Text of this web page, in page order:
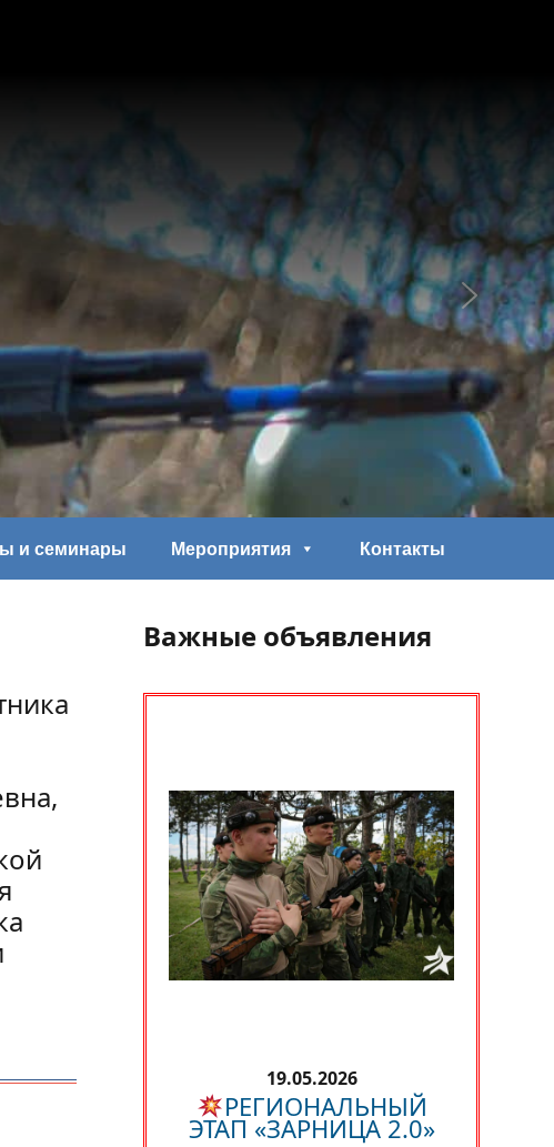
и семинары Мероприятия Контакты
Важные объявления
19.05.2026
РЕГИОНАЛЬНЫЙ
ЭТАП «ЗАРНИЦА 2.0»